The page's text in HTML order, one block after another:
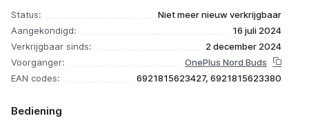
Status:
Niet meer nieuw verkrijgbaar
Aangekondigd:
16 juli 2024
Verkrijgbaar sinds:
2 december 2024
Voorganger:
OnePlus Nord Buds
EAN codes:
6921815623427, 6921815623380
Bediening